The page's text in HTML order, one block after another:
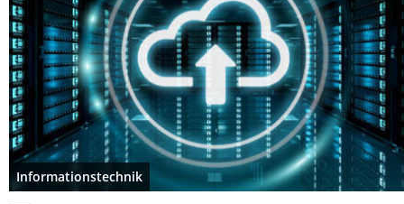
Informationstechnik